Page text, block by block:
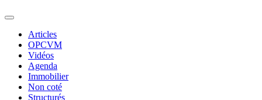
Articles
OPCVM
Vidéos
Agenda
Immobilier
Non coté
Structurés